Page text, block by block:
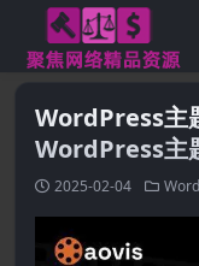
WordPress主
WordPress主
2025-02-04